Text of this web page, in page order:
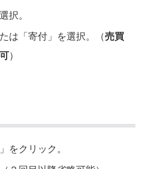
択。
は「寄付」を選択。（売買
）
をクリック。